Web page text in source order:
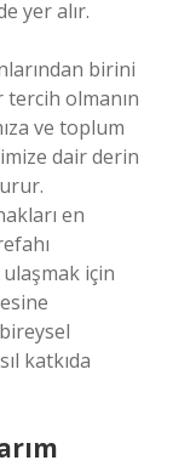
yer alır.
birini
olmanın
ve toplum
dair derin
en
ulaşmak için
katkıda